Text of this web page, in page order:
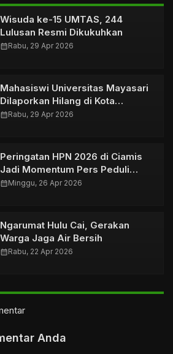
Wisuda ke-15 UMTAS, 244
Lulusan Resmi Dikukuhkan
calendar_monthRabu, 29 Apr 2026
Mahasiswi Universitas Mayasari
Dilaporkan Hilang di Kota
Tasikmalaya
calendar_monthRabu, 29 Apr 2026
Peringatan HPN 2026 di Ciamis
Jadi Momentum Pers Peduli
Lingkungan
calendar_monthMinggu, 26 Apr 2026
Ngarumat Hulu Cai, Gerakan
Warga Jaga Air Bersih
calendar_monthRabu, 22 Apr 2026
Anda